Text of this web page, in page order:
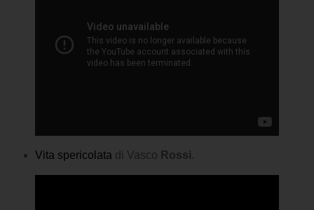
Vita spericolata di Vasco Rossi.